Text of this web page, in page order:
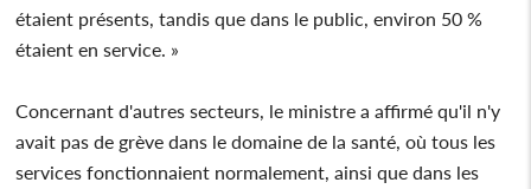
étaient présents, tandis que dans le public, environ 50 %
étaient en service. »
Concernant d'autres secteurs, le ministre a affirmé qu'il n'y
avait pas de grève dans le domaine de la santé, où tous les
services fonctionnaient normalement, ainsi que dans les